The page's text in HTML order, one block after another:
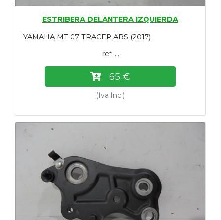
ESTRIBERA DELANTERA IZQUIERDA
YAMAHA MT 07 TRACER ABS (2017)
ref: ...
65 €
(Iva Inc.)